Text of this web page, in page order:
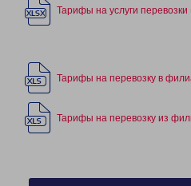
Тарифы на услуги перевозки
Тарифы на перевозку в
Тарифы на перевозку из